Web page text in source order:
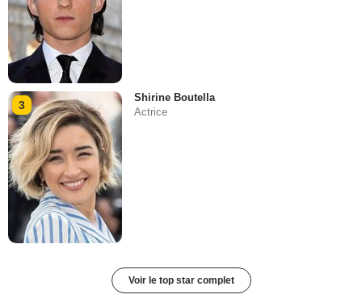
3
Shirine Boutella
Actrice
Voir le top star complet